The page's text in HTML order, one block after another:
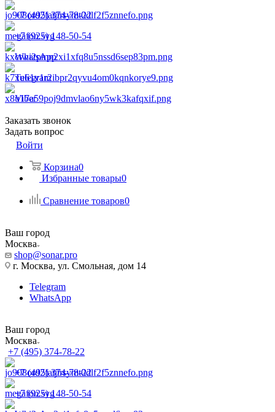
+7 (495) 374-78-22
+7 (925) 148-50-54
WhatsApp
Telegram
Viber
Заказать звонок
Задать вопрос
Войти
Корзина0
Избранные товары0
Сравнение товаров0
Ваш город
Москва
shop@sonar.pro
г. Москва, ул. Смольная, дом 14
Telegram
WhatsApp
Ваш город
Москва
+7 (495) 374-78-22
+7 (495) 374-78-22
+7 (925) 148-50-54